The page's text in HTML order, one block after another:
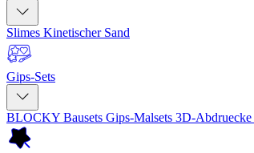
Slimes Kinetischer Sand
Gips-Sets
BLOCKY Bausets Gips-Malsets 3D-Abdruecke